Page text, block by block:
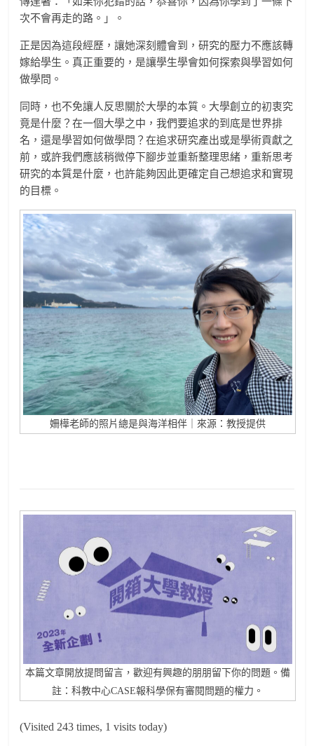
次不會再走的路。」。
正是因為這段經歷，讓她深刻體會到，研究的壓力不應該轉
嫁給學生。真正重要的，是讓學生學會如何探索與學習如何
做學問。
同時，也不免讓人反思關於大學的本質。大學創立的初衷究
竟是什麼？在一個大學之中，我們要追求的到底是世界排
名，還是學習如何做學問？在追求研究產出或是學術貢獻之
前，或許我們應該稍微停下腳步並重新整理思緒，重新思考
研究的本質是什麼，也許能夠因此更確定自己想追求和實現
的目標。
姍樺老師的照片總是與海洋相伴｜來源：教授提供
本篇文章開放提問留言，歡迎有興趣的朋朋留下你的問題。備
註：科教中心CASE報科學保有審閱問題的權力。
(Visited 243 times, 1 visits today)